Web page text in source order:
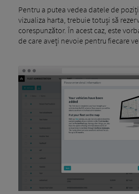
Pentru a putea vedea datele de
vizualiza harta, trebuie totuși să
corespunzător. În acest caz, este
de care aveți nevoie pentru fiecare